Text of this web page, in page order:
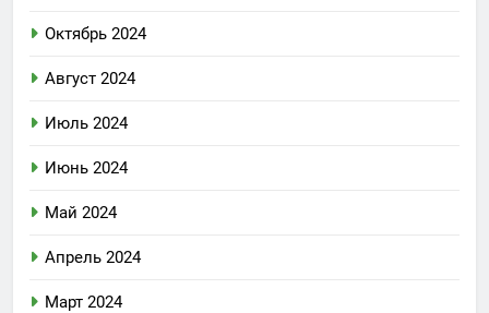
Октябрь 2024
Август 2024
Июль 2024
Июнь 2024
Май 2024
Апрель 2024
Март 2024